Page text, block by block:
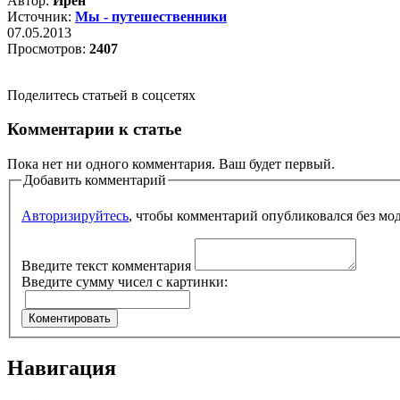
Источник: Мы - путешественники
07.05.2013
Просмотров: 2407
Поделитесь статьей в соцсетях
Комментарии к статье
Пока нет ни одного комментария. Ваш будет первый.
Добавить комментарий
Авторизируйтесь, чтобы комментарий опубликовался без
Введите текст комментария
Введите сумму чисел с картинки:
Навигация